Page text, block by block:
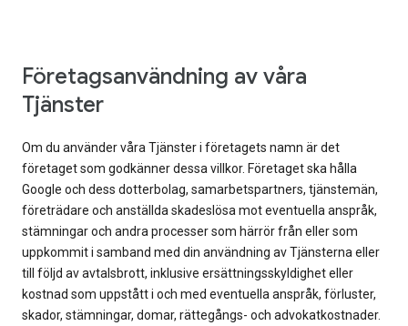
Företagsanvändning av våra
Tjänster
Om du använder våra Tjänster i företagets namn är det
företaget som godkänner dessa villkor. Företaget ska hålla
Google och dess dotterbolag, samarbetspartners, tjänstemän,
företrädare och anställda skadeslösa mot eventuella anspråk,
stämningar och andra processer som härrör från eller som
uppkommit i samband med din användning av Tjänsterna eller
till följd av avtalsbrott, inklusive ersättningsskyldighet eller
kostnad som uppstått i och med eventuella anspråk, förluster,
skador, stämningar, domar, rättegångs- och advokatkostnader.